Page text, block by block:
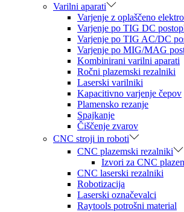
Varilni aparati
Varjenje z oplaščeno
Varjenje po TIG DC
Varjenje po TIG AC/DC
Varjenje po MIG/MAG
Kombinirani varilni aparati
Ročni plazemski rezalniki
Laserski varilniki
Kapacitivno varjenje čepov
Plamensko rezanje
Spajkanje
Čiščenje zvarov
CNC stroji in roboti
CNC plazemski rezalniki
Izvori za CNC
CNC laserski rezalniki
Robotizacija
Laserski označevalci
Raytools potrošni material